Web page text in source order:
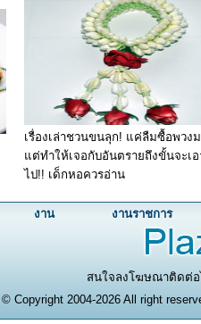
เรื่องเล่าชวนขนลุก! แค่ลืมซื้อพวง
แต่ทำให้เจอกับอันตรายถึงขั้นจะเ
ไป!! เด็กหอควรอ่าน
งาน งานราชการ
สนใจลงโฆษณาติดต่อ
© Copyright 2004-2026 All right